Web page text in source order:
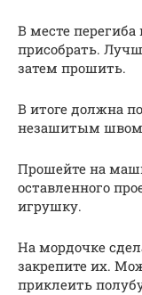
В месте
присобрать.
затем прошить.
В итоге должна
незашитым швом
Прошейте на
оставленного
игрушку.
На мордочке
закрепите их.
приклеить